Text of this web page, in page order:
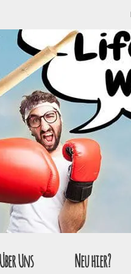
Uns Neu hier?